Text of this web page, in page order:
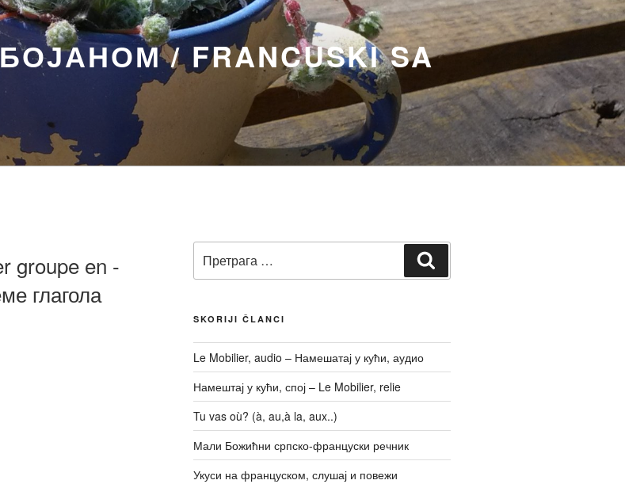
/ FRANCUSKI SA
groupe en -
глагола
за:
SKORIJI ČLANCI
Le Mobilier, audio – Намешатај у кући, аудио
Намештај у кући, спој – Le Mobilier, relie
Tu vas où? (à, au,à la, aux..)
Мали Божићни српско-француски речник
Укуси на француском, слушај и повежи